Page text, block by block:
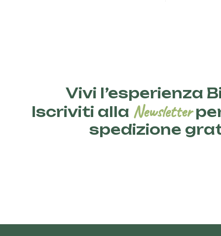
Vivi l’esperienza
Iscriviti alla Newsletter
spedizione